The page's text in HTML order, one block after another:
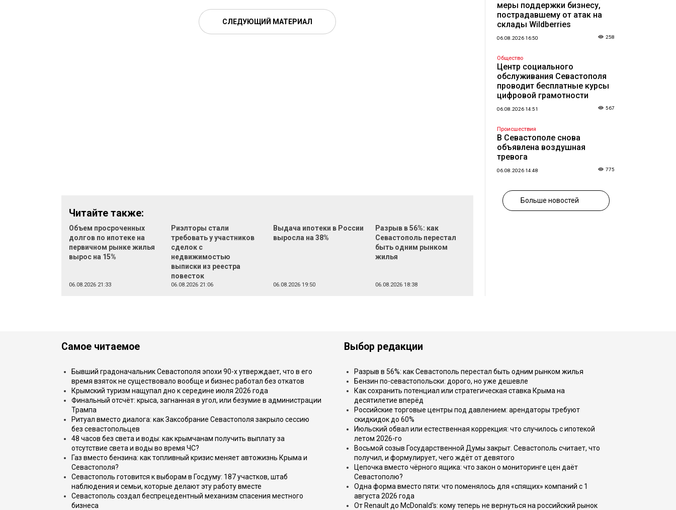
СЛЕДУЮЩИЙ МАТЕРИАЛ
Читайте также:
Объем просроченных
долгов по ипотеке на
первичном рынке жилья
вырос на 15%
06.08.2026 21:33
Риэлторы стали
требовать у участников
сделок с
недвижимостью
выписки из реестра
повесток
06.08.2026 21:06
Выдача ипотеки в России
выросла на 38%
06.08.2026 19:50
Разрыв в 56%: как
Севастополь перестал
быть одним рынком
жилья
06.08.2026 18:38
меры поддержки бизнесу,
пострадавшему от атак на
склады Wildberries
06.08.2026 16:50 258
Общество
Центр социального
обслуживания Севастополя
проводит бесплатные курсы
цифровой грамотности
06.08.2026 14:51 567
Происшествия
В Севастополе снова
объявлена воздушная
тревога
06.08.2026 14:48 775
Больше новостей
Самое читаемое
Бывший градоначальник Севастополя эпохи 90-х утверждает, что в его
время взяток не существовало вообще и бизнес работал без откатов
Крымский туризм нащупал дно к середине июля 2026 года
Финальный отсчёт: крыса, загнанная в угол, или безумие в администрации
Трампа
Ритуал вместо диалога: как Заксобрание Севастополя закрыло сессию
без севастопольцев
48 часов без света и воды: как крымчанам получить выплату за
отсутствие света и воды во время ЧС?
Газ вместо бензина: как топливный кризис меняет автожизнь Крыма и
Севастополя?
Севастополь готовится к выборам в Госдуму: 187 участков, штаб
наблюдения и семьи, которые делают эту работу вместе
Севастополь создал беспрецедентный механизм спасения местного
бизнеса
Выбор редакции
Разрыв в 56%: как Севастополь перестал быть одним рынком жилья
Бензин по-севастопольски: дорого, но уже дешевле
Как сохранить потенциал или стратегическая ставка Крыма на
десятилетие вперёд
Российские торговые центры под давлением: арендаторы требуют
скидкидок до 60%
Июльский обвал или естественная коррекция: что случилось с ипотекой
летом 2026-го
Восьмой созыв Государственной Думы закрыт. Севастополь считает, что
получил, и формулирует, чего ждёт от девятого
Цепочка вместо чёрного ящика: что закон о мониторинге цен даёт
Севастополю?
Одна форма вместо пяти: что поменялось для «спящих» компаний с 1
августа 2026 года
От Renault до McDonald's: кому теперь не вернуться на российский рынок